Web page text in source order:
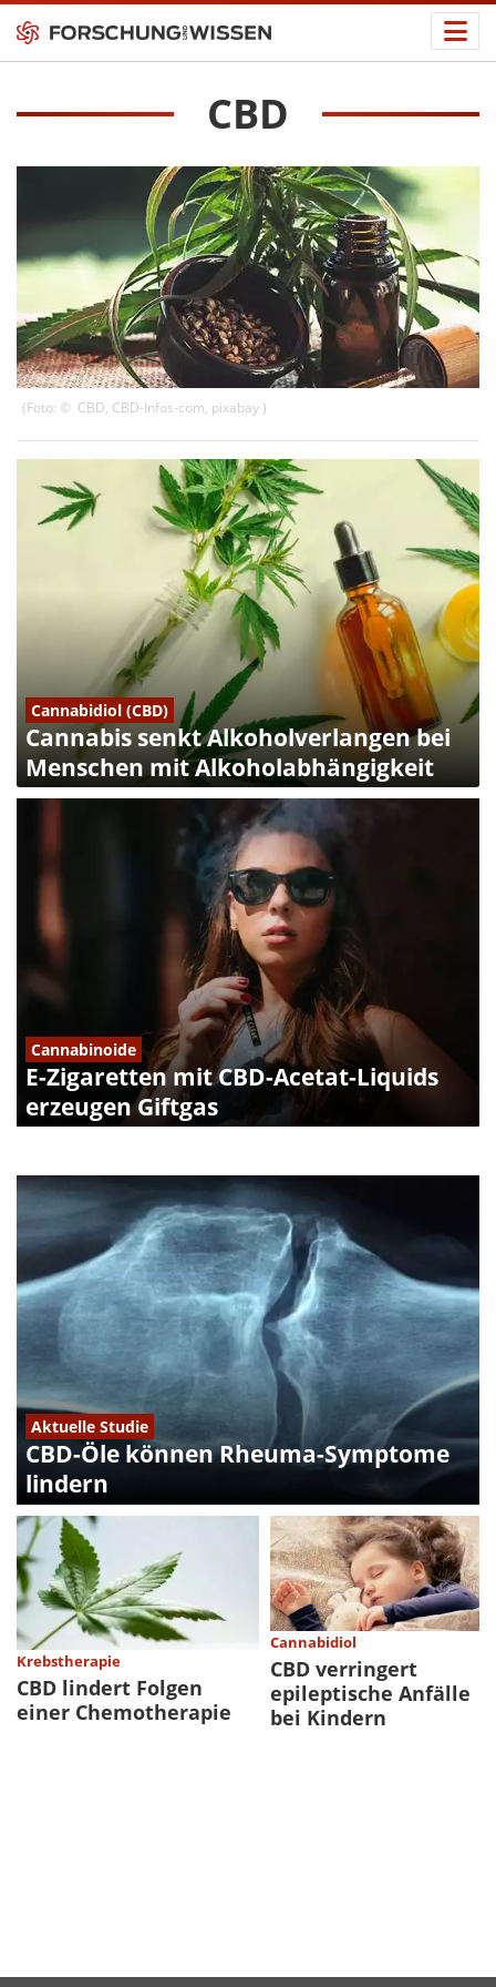
CBD
(Foto: © CBD, CBD-Infos-com, pixabay )
Cannabidiol (CBD)
Cannabis senkt Alkoholverlangen bei
Menschen mit Alkoholabhängigkeit
Cannabinoide
E-Zigaretten mit CBD-Acetat-Liquids
erzeugen Giftgas
Aktuelle Studie
CBD-Öle können Rheuma-Symptome
lindern
Krebstherapie
CBD lindert Folgen
einer Chemotherapie
Cannabidiol
CBD verringert
epileptische Anfälle
bei Kindern